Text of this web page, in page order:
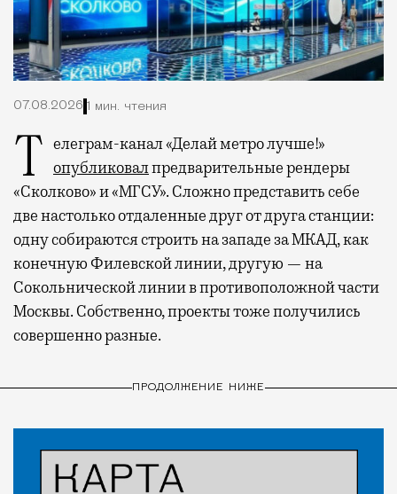
07.08.2026 1 мин. чтения
Телеграм-канал «Делай метро лучше!»
опубликовалпредварительные рендеры
«Сколково» и «МГСУ». Сложно представить себе
две настолько отдаленные друг от друга станции:
одну собираются строить на западе за МКАД, как
конечную Филевской линии, другую — на
Сокольнической линии в противоположной части
Москвы. Собственно, проекты тоже получились
совершенно разные.
ПРОДОЛЖЕНИЕ НИЖЕ